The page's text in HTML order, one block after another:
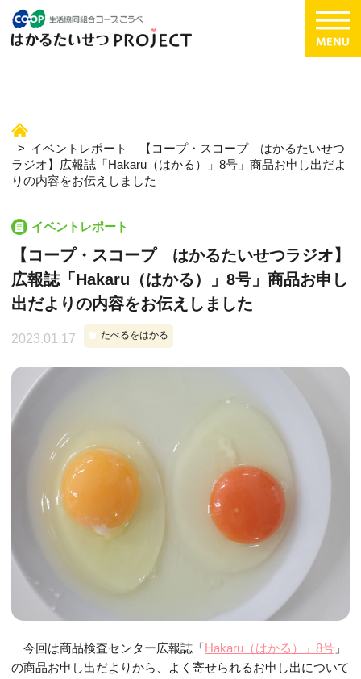
イベントレポート 【コープ・スコープ はかるたいせつ
ラジオ】広報誌「Hakaru（はかる）」8号」商品お申し出だよ
りの内容をお伝えしました
イベントレポート
【コープ・スコープ はかるたいせつラジオ】
広報誌「Hakaru（はかる）」8号」商品お申し
出だよりの内容をお伝えしました
2023.01.17 たべるをはかる
今回は商品検査センター広報誌「Hakaru （はかる）」 8号 」
の商品お申し出だよりから、よく寄せられるお申し出について